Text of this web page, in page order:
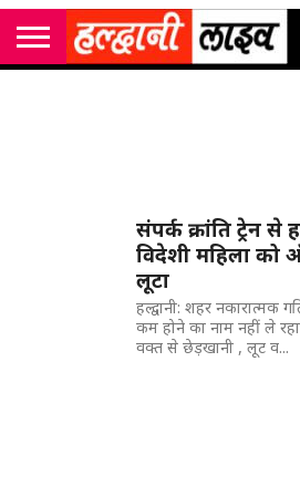
संपर्क क्रांति ट्रेन से
विदेशी महिला को
लूटा
हल्द्वानी: शहर नकारात्मक
कम होने का नाम नहीं ले
वक्त से छेड़खानी , लूट व...